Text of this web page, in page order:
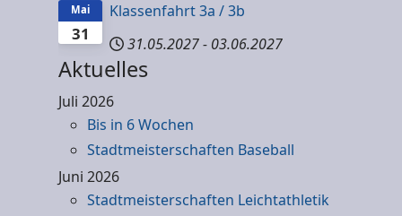
31
Mai
Klassenfahrt 3a / 3b
31.05.2027- 03.06.2027
Aktuelles
Juli 2026
Bis in 6 Wochen
Stadtmeisterschaften Baseball
Juni 2026
Stadtmeisterschaften Leichtathletik